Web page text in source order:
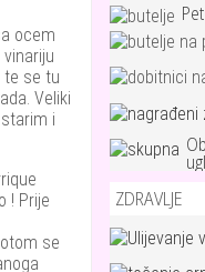
ocem
te se tu
Veliki
i
! Prije
se
ZDRAVLJE